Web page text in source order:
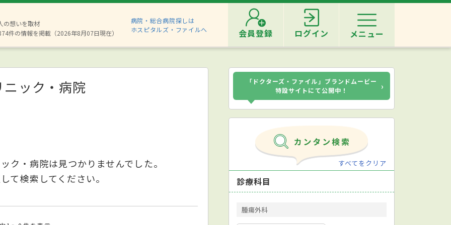
の想いを取材
件の情報を掲載（2026年8月07日現在）
病院・総合病院探しは
ホスピタルズ・ファイルへ
会員登録 ログイン メニュー
ニック・病院
ク・病院は見つかりませんでした。
て検索してください。
「ドクターズ・ファイル」ブランドムービー
特設サイトにて公開中！
›
すべてをクリア
診療科目
腫瘍外科